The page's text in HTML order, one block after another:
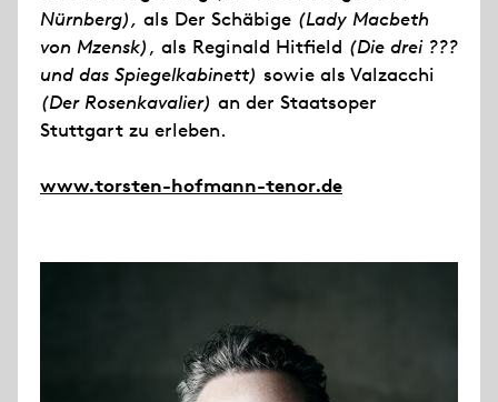
Nürnberg), als Der Schäbige (Lady Macbeth
von Mzensk), als Reginald Hitfield (Die drei ???
und das Spiegelkabinett) sowie als Valzacchi
(Der Rosenkavalier) an der Staatsoper
Stuttgart zu erleben.
www.torsten-hofmann-tenor.de